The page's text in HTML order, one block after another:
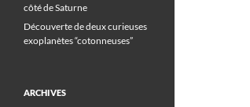
côté de Saturne
Découverte de deux curieuses
exoplanètes “cotonneuses”
ARCHIVES